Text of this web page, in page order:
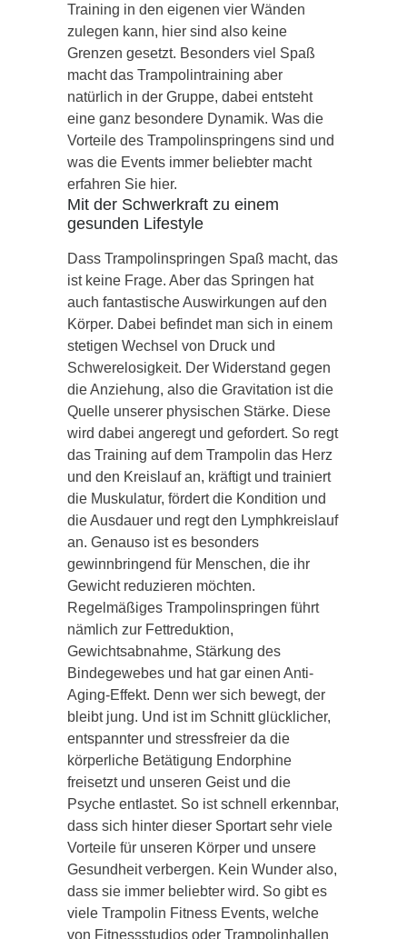
Training in den eigenen vier Wänden
zulegen kann, hier sind also keine
Grenzen gesetzt. Besonders viel Spaß
macht das Trampolintraining aber
natürlich in der Gruppe, dabei entsteht
eine ganz besondere Dynamik. Was die
Vorteile des Trampolinspringens sind und
was die Events immer beliebter macht
erfahren Sie hier.
Mit der Schwerkraft zu einem
gesunden Lifestyle
Dass Trampolinspringen Spaß macht, das
ist keine Frage. Aber das Springen hat
auch fantastische Auswirkungen auf den
Körper. Dabei befindet man sich in einem
stetigen Wechsel von Druck und
Schwerelosigkeit. Der Widerstand gegen
die Anziehung, also die Gravitation ist die
Quelle unserer physischen Stärke. Diese
wird dabei angeregt und gefordert. So regt
das Training auf dem Trampolin das Herz
und den Kreislauf an, kräftigt und trainiert
die Muskulatur, fördert die Kondition und
die Ausdauer und regt den Lymphkreislauf
an. Genauso ist es besonders
gewinnbringend für Menschen, die ihr
Gewicht reduzieren möchten.
Regelmäßiges Trampolinspringen führt
nämlich zur Fettreduktion,
Gewichtsabnahme, Stärkung des
Bindegewebes und hat gar einen Anti-
Aging-Effekt. Denn wer sich bewegt, der
bleibt jung. Und ist im Schnitt glücklicher,
entspannter und stressfreier da die
körperliche Betätigung Endorphine
freisetzt und unseren Geist und die
Psyche entlastet. So ist schnell erkennbar,
dass sich hinter dieser Sportart sehr viele
Vorteile für unseren Körper und unsere
Gesundheit verbergen. Kein Wunder also,
dass sie immer beliebter wird. So gibt es
viele Trampolin Fitness Events, welche
von Fitnessstudios oder Trampolinhallen